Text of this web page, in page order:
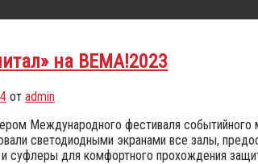
на BEMA!2023
от admin
Международного фестиваля
светодиодными экранами все залы,
и суфлеры для комфортного прохождения